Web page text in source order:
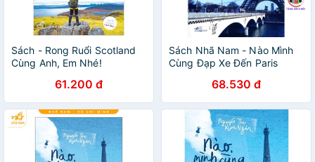
Sách - Rong Ruổi Scotland
Cùng Anh, Em Nhé!
61.200 đ
Sách Nhã Nam - Nào Mình
Cùng Đạp Xe Đến Paris
68.530 đ